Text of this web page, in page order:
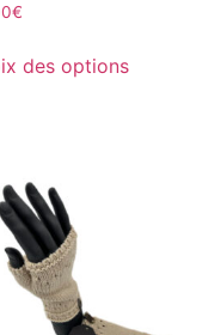
€
des options